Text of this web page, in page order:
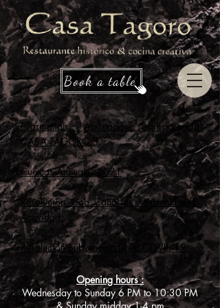
Book a table
Information Apartado Transparencia
CASA TAGORO
Cuentas Annuales 2021
Resolución Gob Canarias Mantenimiento
Actividad
Resolución Subvención Línea COVID-19
Openinghours :
Wednesday to Sunday 6 PM to 10:30 PM